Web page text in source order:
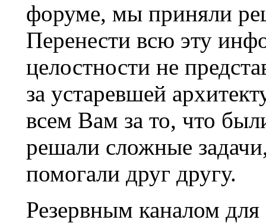
форуме, мы приняли
Перенести всю эту
целостности не
за устаревшей
всем Вам за то, что
решали сложные
помогали друг другу.
Резервным каналом